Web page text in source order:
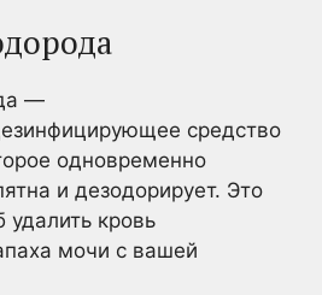
—
средство
одновременно
и дезодорирует. Это
удалить кровь
мочи с вашей